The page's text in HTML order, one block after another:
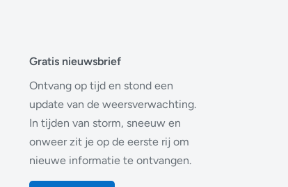
Gratis nieuwsbrief
Ontvang op tijd en stond een
update van de weersverwachting.
In tijden van storm, sneeuw en
onweer zit je op de eerste rij om
nieuwe informatie te ontvangen.